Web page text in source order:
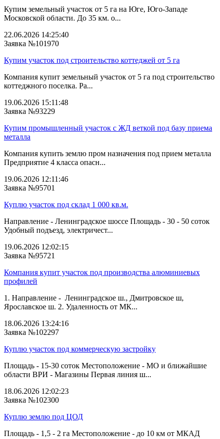
Купим земельный участок от 5 га на Юге, Юго-Западе
Московской области. До 35 км. о...
22.06.2026 14:25:40
Заявка №101970
Купим участок под строительство коттеджей от 5 га
Компания купит земельный участок от 5 га под строительство
коттеджного поселка. Ра...
19.06.2026 15:11:48
Заявка №93229
Купим промышленный участок с ЖД веткой под базу приема
металла
Компания купить землю пром назначения под прием металла
Предприятие 4 класса опасн...
19.06.2026 12:11:46
Заявка №95701
Куплю участок под склад 1 000 кв.м.
Направление - Ленинградское шоссе Площадь - 30 - 50 соток
Удобный подъезд, электричест...
19.06.2026 12:02:15
Заявка №95721
Компания купит участок под производства алюминиевых
профилей
1. Направление - Ленинградское ш., Дмитровское ш,
Ярославское ш. 2. Удаленность от МК...
18.06.2026 13:24:16
Заявка №102297
Куплю участок под коммерческую застройку
Площадь - 15-30 соток Местоположение - МО и ближайшие
области ВРИ - Магазины Первая линия ш...
18.06.2026 12:02:23
Заявка №102300
Куплю землю под ЦОД
Площадь - 1,5 - 2 га Местоположение - до 10 км от МКАД